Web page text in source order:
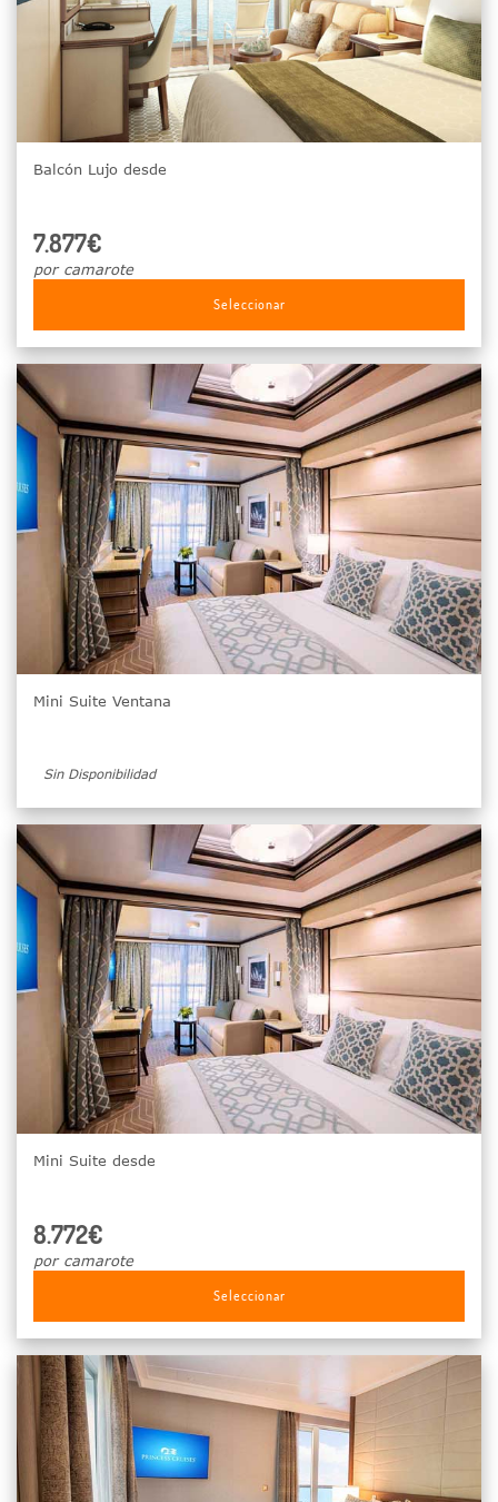
Balcón Lujo desde
7.877€
por camarote
Seleccionar
Mini Suite Ventana
Sin Disponibilidad
Mini Suite desde
8.772€
por camarote
Seleccionar